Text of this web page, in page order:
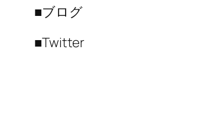
■ブログ
■Twitter